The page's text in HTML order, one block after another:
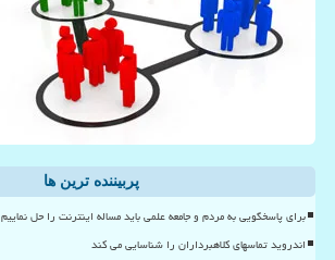
پربیننده ترین ها
برای پاسخگویی به مردم و جامعه علمی باید مساله اینترنت را حل نماییم
اندروید تماسهای کلاهبرداران را شناسایی می کند